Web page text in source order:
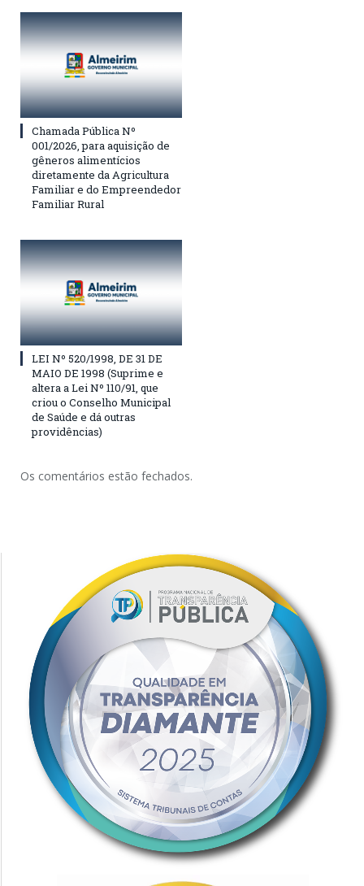
Chamada Pública Nº
001/2026, para aquisição de
gêneros alimentícios
diretamente da Agricultura
Familiar e do Empreendedor
Familiar Rural
LEI Nº 520/1998, DE 31 DE
MAIO DE 1998 (Suprime e
altera a Lei Nº 110/91, que
criou o Conselho Municipal
de Saúde e dá outras
providências)
Os comentários estão fechados.